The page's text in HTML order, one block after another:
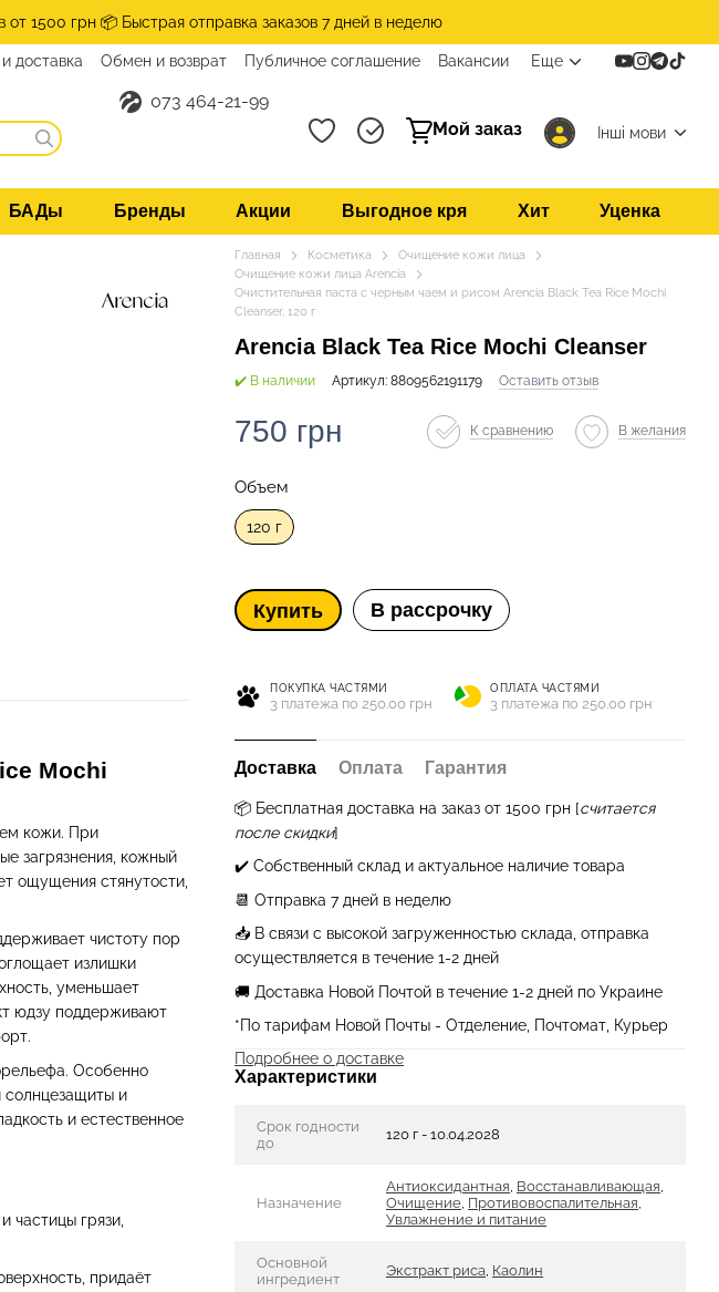
от 1500 грн 📦 Быстрая отправка заказов 7 дней в неделю
доставка Обмен и возврат Публичное соглашение Вакансии Еще
073 464-21-99
Мой заказ
Інші мови
БАДы Бренды Акции Выгодное кря Хит Уценка
Mochi
кожи. При
загрязнения, кожный
ощущения стянутости,
чистоту пор
излишки
уменьшает
юдзу поддерживают
Особенно
солнцезащиты и
и естественное
частицы грязи,
придаёт
Главная Косметика
Очищение кожи лица
Очищение кожи лица Arencia
Очистительная паста с черным чаем и рисом Arencia Black Tea Rice Mochi
Cleanser, 120 г
Arencia Black Tea Rice Mochi Cleanser
✔️ В наличии Артикул: 8809562191179 Оставить отзыв
750 грн К сравнению В желания
Объем
120 г
Купить В рассрочку
ПОКУПКА ЧАСТЯМИ
3 платежа по 250.00 грн
ОПЛАТА ЧАСТЯМИ
3 платежа по 250.00 грн
Доставка Оплата Гарантия
📦 Бесплатная доставка на заказ от 1500 грн [считается
после скидки]
✔️ Собственный склад и актуальное наличие товара
📆 Отправка 7 дней в неделю
📥 В связи с высокой загруженностью склада, отправка
осуществляется в течение 1-2 дней
🚚 Доставка Новой Почтой в течение 1-2 дней по Украине
*По тарифам Новой Почты - Отделение, Почтомат, Курьер
Подробнее о доставке
Характеристики
Срок годности
до
120 г - 10.04.2028
Назначение
Антиоксидантная, Восстанавливающая,
Очищение, Противовоспалительная,
Увлажнение и питание
Основной
ингредиент
Экстракт риса, Каолин